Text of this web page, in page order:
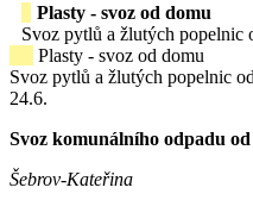
Plasty - svoz od domu
Svoz pytlů a žlutých popelnic
Plasty - svoz od domu
Svoz pytlů a žlutých popelnic
24.6.
Svoz komunálního odpadu
Šebrov-Kateřina